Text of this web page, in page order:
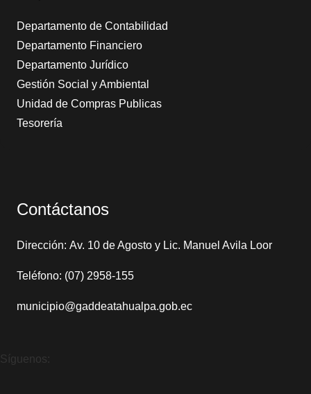
Departamento de Contabilidad
Departamento Financiero
Departamento Jurídico
Gestión Social y Ambiental
Unidad de Compras Publicas
Tesorería
Contáctanos
Dirección: Av. 10 de Agosto y Lic. Manuel Avila Loor
Teléfono: (07) 2958-155
municipio@gaddeatahualpa.gob.ec
Síguenos: